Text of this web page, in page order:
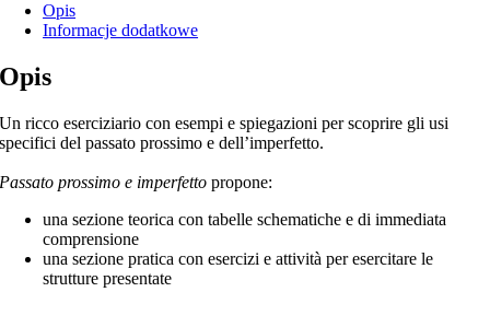
Opis
Informacje dodatkowe
Opis
Un ricco eserciziario con esempi e spiegazioni per scoprire gli usi
specifici del passato prossimo e dell’imperfetto.
Passato prossimo e imperfetto propone:
una sezione teorica con tabelle schematiche e di immediata
comprensione
una sezione pratica con esercizi e attività per esercitare le
strutture presentate